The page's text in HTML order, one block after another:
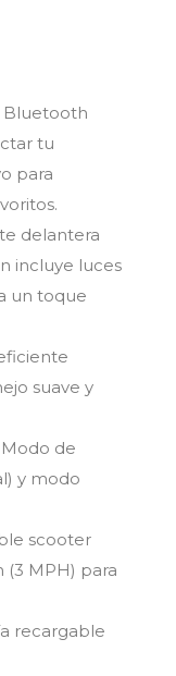
Bluetooth
tu
para
delantera
incluye luces
un toque
suave y
de
y modo
scooter
(3 MPH) para
recargable